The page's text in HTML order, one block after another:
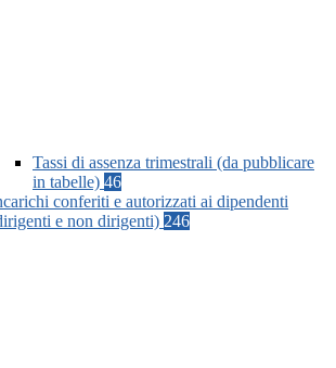
Tassi di assenza trimestrali (da pubblicare
in tabelle) 46
conferiti e autorizzati ai dipendenti
e non dirigenti) 246